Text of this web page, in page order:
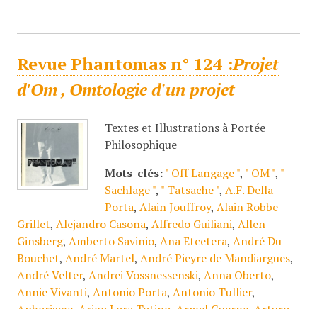
Revue Phantomas n° 124 :Projet
d'Om , Omtologie d'un projet
Textes et Illustrations à Portée
Philosophique
Mots-clés: " Off Langage ", " OM ", "
Sachlage ", " Tatsache ", A.F. Della
Porta, Alain Jouffroy, Alain Robbe-
Grillet, Alejandro Casona, Alfredo Guiliani, Allen
Ginsberg, Amberto Savinio, Ana Etcetera, André Du
Bouchet, André Martel, André Pieyre de Mandiargues,
André Velter, Andrei Vossnessenski, Anna Oberto,
Annie Vivanti, Antonio Porta, Antonio Tullier,